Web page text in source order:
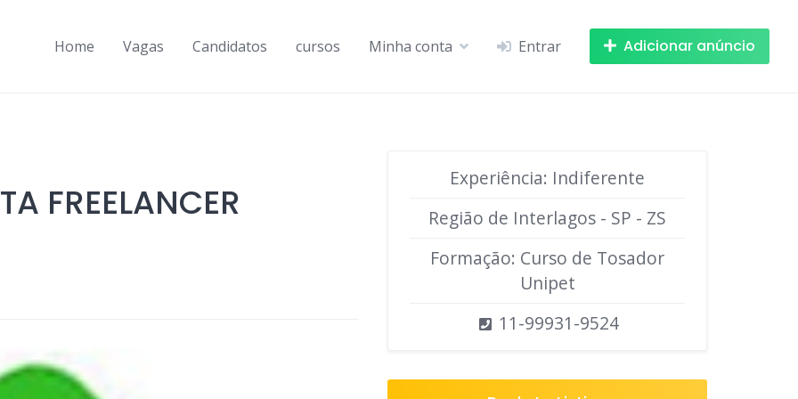
Home Vagas Candidatos cursos Minha conta Entrar Adicionar anúncio
FREELANCER
Experiência: Indiferente
Região de Interlagos - SP - ZS
Formação: Curso de Tosador
Unipet
11-99931-9524